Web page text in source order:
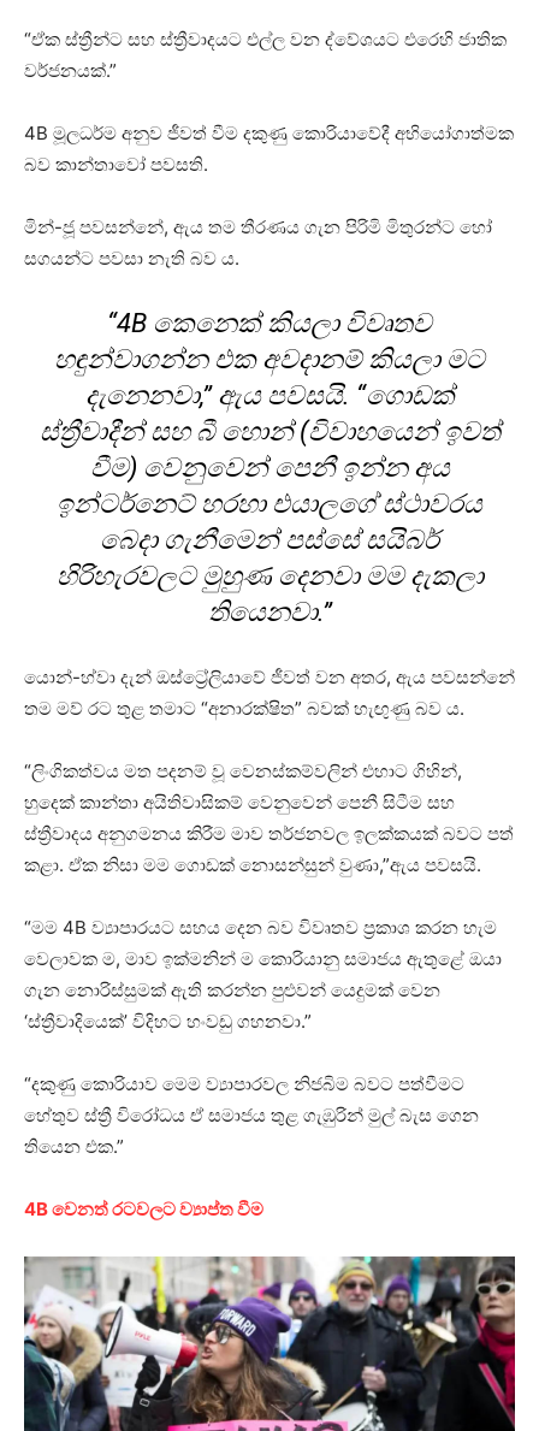
“ඒක ස්ත්‍රීන්ට සහ ස්ත්‍රීවාදයට එල්ල වන ද්වේශයට එරෙහි ජාතික
වර්ජනයක්.”
4B මූලධර්ම අනුව ජීවත් වීම දකුණු කොරියාවේදී අභියෝගාත්මක
බව කාන්තාවෝ පවසති.
මින්-ජූ පවසන්නේ, ඇය තම තීරණය ගැන පිරිමි මිතුරන්ට හෝ
සගයන්ට පවසා නැති බව ය.
“4B කෙනෙක් කියලා විවෘතව
හඳුන්වාගන්න එක අවදානම් කියලා මට
දැනෙනවා,” ඇය පවසයි. “ගොඩක්
ස්ත්‍රීවාදීන් සහ බී හොන් (විවාහයෙන් ඉවත්
වීම) වෙනුවෙන් පෙනී ඉන්න අය
ඉන්ටර්නෙට් හරහා එයාලගේ ස්ථාවරය
බෙදා ගැනීමෙන් පස්සේ සයිබර්
හිරිහැරවලට මුහුණ දෙනවා මම දැකලා
තියෙනවා.”
යොන්-හ්වා දැන් ඔස්ට්‍රේලියාවේ ජීවත් වන අතර, ඇය පවසන්නේ
තම මව් රට තුළ තමාට “අනාරක්ෂිත” බවක් හැඟුණු බව ය.
“ලිංගිකත්වය මත පදනම් වූ වෙනස්කම්වලින් එහාට ගිහින්,
හුදෙක් කාන්තා අයිතිවාසිකම් වෙනුවෙන් පෙනී සිටීම සහ
ස්ත්‍රීවාදය අනුගමනය කිරීම මාව තර්ජනවල ඉලක්කයක් බවට පත්
කළා. ඒක නිසා මම ගොඩක් නොසන්සුන් වුණා,”ඇය පවසයි.
“මම 4B ව්‍යාපාරයට සහය දෙන බව විවෘතව ප්‍රකාශ කරන හැම
වෙලාවක ම, මාව ඉක්මනින් ම කොරියානු සමාජය ඇතුළේ ඔයා
ගැන නොරිස්සුමක් ඇති කරන්න පුළුවන් යෙදුමක් වෙන
‘ස්ත්‍රීවාදියෙක්’ විදිහට හංවඩු ගහනවා.”
“දකුණු කොරියාව මෙම ව්‍යාපාරවල නිජබිම බවට පත්වීමට
හේතුව ස්ත්‍රී විරෝධය ඒ සමාජය තුළ ගැඹුරින් මුල් බැස ගෙන
තියෙන එක.”
4B වෙනත් රටවලට ව්‍යාප්ත වීම